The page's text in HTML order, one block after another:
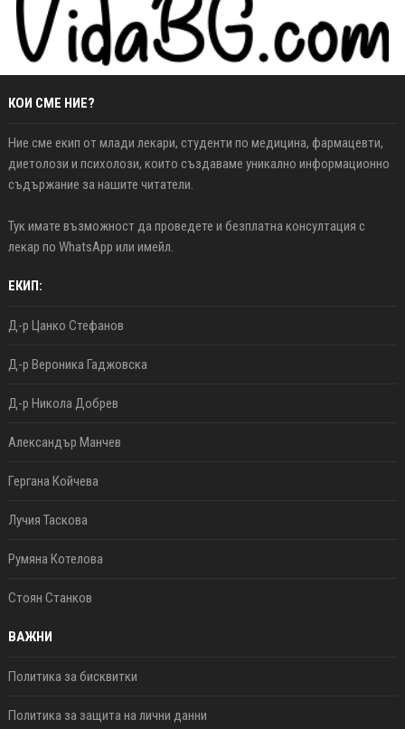
КОИ СМЕ НИЕ?
Ние сме екип от млади лекари, студенти по медицина, фармацевти,
диетолози и психолози, които създаваме уникално информационно
съдържание за нашите читатели.
Тук имате възможност да проведете и безплатна консултация с
лекар по WhatsApp или имейл.
ЕКИП:
Д-р Цанко Стефанов
Д-р Вероника Гаджовска
Д-р Никола Добрев
Александър Манчев
Гергана Койчева
Лучия Таскова
Румяна Котелова
Стоян Станков
ВАЖНИ
Политика за бисквитки
Политика за защита на лични данни